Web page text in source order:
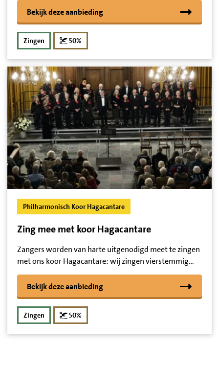
Bekijk deze aanbieding
Zingen 50%
Philharmonisch Koor Hagacantare
Zing mee met koor Hagacantare
Zangers worden van harte uitgenodigd meet te zingen
met ons koor Hagacantare: wij zingen vierstemmig…
Bekijk deze aanbieding
Zingen 50%